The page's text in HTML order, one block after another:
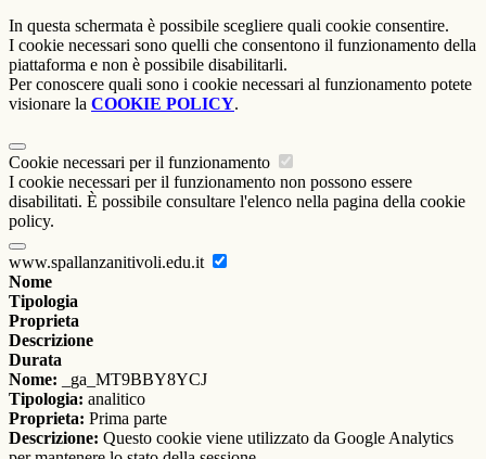
In questa schermata è possibile scegliere quali cookie consentire.
I cookie necessari sono quelli che consentono il funzionamento della
piattaforma e non è possibile disabilitarli.
Per conoscere quali sono i cookie necessari al funzionamento potete
visionare la COOKIE POLICY.
Cookie necessari per il funzionamento
I cookie necessari per il funzionamento non possono essere
disabilitati. È possibile consultare l'elenco nella pagina della cookie
policy.
www.spallanzanitivoli.edu.it
Nome
Tipologia
Proprieta
Descrizione
Durata
Nome: _ga_MT9BBY8YCJ
Tipologia: analitico
Proprieta: Prima parte
Descrizione: Questo cookie viene utilizzato da Google Analytics